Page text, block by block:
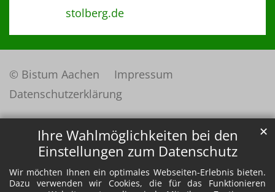
Ihre Wahlmöglichkeiten bei den
Einstellungen zum Datenschutz
Wir möchten Ihnen ein optimales Webseiten-Erlebnis bieten.
Dazu verwenden wir Cookies, die für das Funktionieren
✕
stolberg.de
© Bistum Aachen
Impressum
Datenschutzerklärung